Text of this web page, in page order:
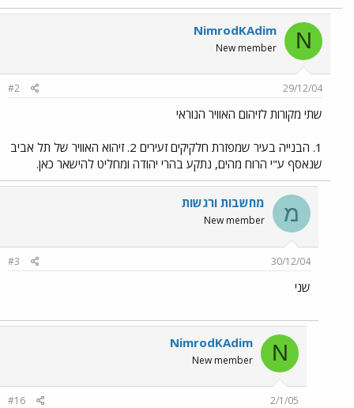
N
NimrodKAdim
New member
29/12/04
#2
שתי מקורות לזיהום האוויר הנוראי
1. הבנייה בעיר שמפזרת חלקיקים זעירים 2. זיהוא האוויר של תל אביב
שנאסף ע"י הרוח מהים, נתקע בהרי יהודה ומחליט להישאר כאן.
מ מחשבות ורגשות
New member
30/12/04
#3
שני
N
NimrodKAdim
New member
2/1/05
#16